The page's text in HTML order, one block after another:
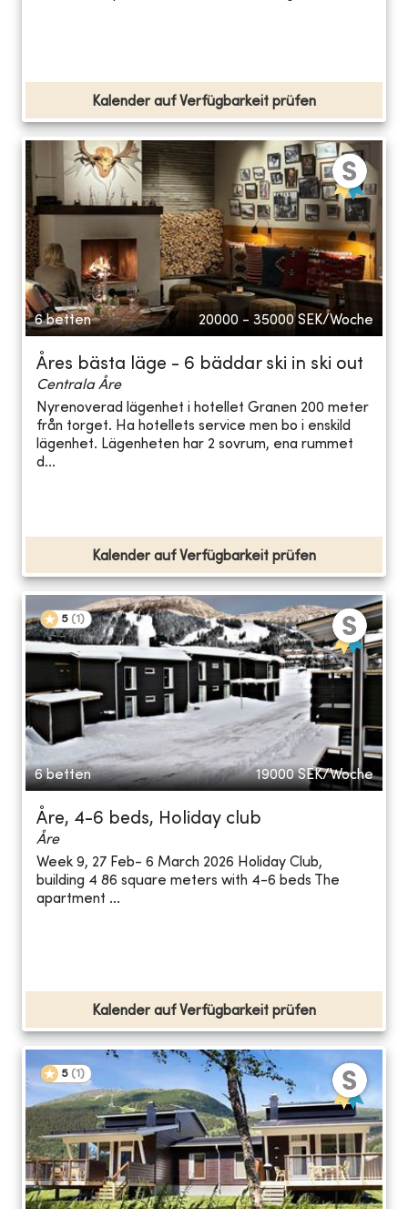
Kalender auf Verfügbarkeit prüfen
6 betten 20000 - 35000 SEK/Woche
Åres bästa läge - 6 bäddar ski in ski out
Centrala Åre
Nyrenoverad lägenhet i hotellet Granen 200 meter
från torget. Ha hotellets service men bo i enskild
lägenhet. Lägenheten har 2 sovrum, ena rummet
d...
Kalender auf Verfügbarkeit prüfen
5 (1 )
6 betten 19000 SEK/Woche
Åre, 4-6 beds, Holiday club
Åre
Week 9, 27 Feb- 6 March 2026 Holiday Club,
building 4 86 square meters with 4-6 beds The
apartment ...
Kalender auf Verfügbarkeit prüfen
5 (1 )